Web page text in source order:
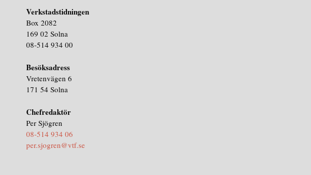
Verkstadstidningen
Box 2082
169 02 Solna
08-514 934 00
Besöksadress
Vretenvägen 6
171 54 Solna
Chefredaktör
Per Sjögren
08-514 934 06
per.sjogren@vtf.se